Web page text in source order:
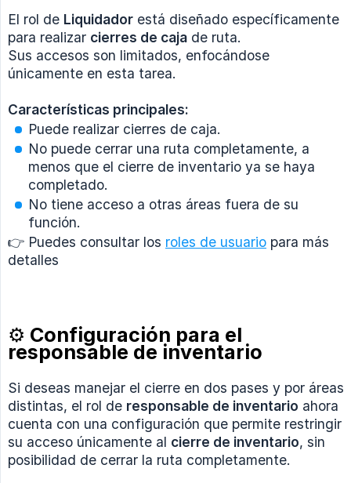
El rol de Liquidador está diseñado específicamente
para realizar cierres de caja de ruta.
Sus accesos son limitados, enfocándose
únicamente en esta tarea.
Características principales:
Puede realizar cierres de caja.
No puede cerrar una ruta completamente, a
menos que el cierre de inventario ya se haya
completado.
No tiene acceso a otras áreas fuera de su
función.
👉 Puedes consultar los roles de usuario para más
detalles
⚙️ Configuración para el
responsable de inventario
Si deseas manejar el cierre en dos pases y por áreas
distintas, el rol de responsable de inventario ahora
cuenta con una configuración que permite restringir
su acceso únicamente al cierre de inventario, sin
posibilidad de cerrar la ruta completamente.